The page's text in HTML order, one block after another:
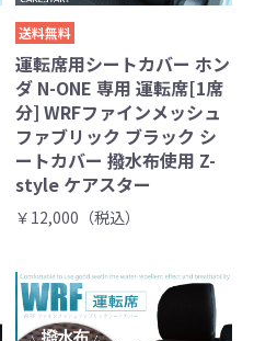
送料無料
運転席用シートカバー ホン
ダ N-ONE 専用 運転席[1席
分] WRFファインメッシュ
ファブリック ブラック シ
ートカバー 撥水布使用 Z-
style ケアスター
￥12,000（税込）